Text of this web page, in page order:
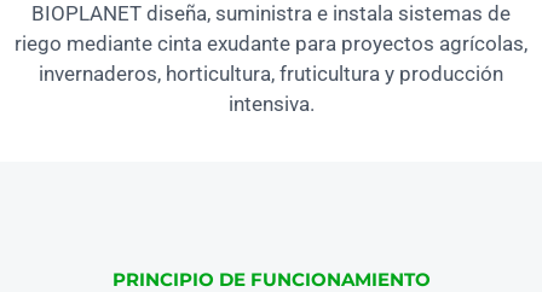
BIOPLANET diseña, suministra e instala sistemas de
riego mediante cinta exudante para proyectos agrícolas,
invernaderos, horticultura, fruticultura y producción
intensiva.
PRINCIPIO DE FUNCIONAMIENTO